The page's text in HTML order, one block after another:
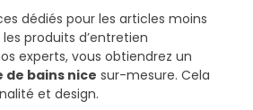
dédiés pour les articles moins
produits d’entretien
experts, vous obtiendrez un
bains nice sur-mesure. Cela
et design.